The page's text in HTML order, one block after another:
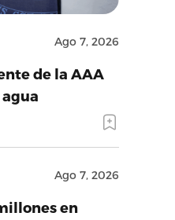
Ago 7, 2026
de la AAA
Ago 7, 2026
en